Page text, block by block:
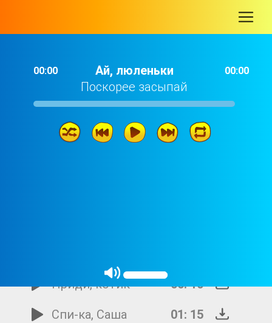
00:00
Ай, люленьки
Поскорее засыпай
00:00
Приди, котик
06: 10
Спи-ка, Саша
01: 15